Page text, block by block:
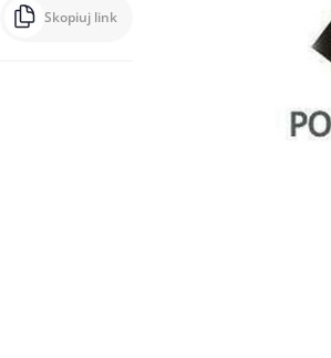
Skopiuj link